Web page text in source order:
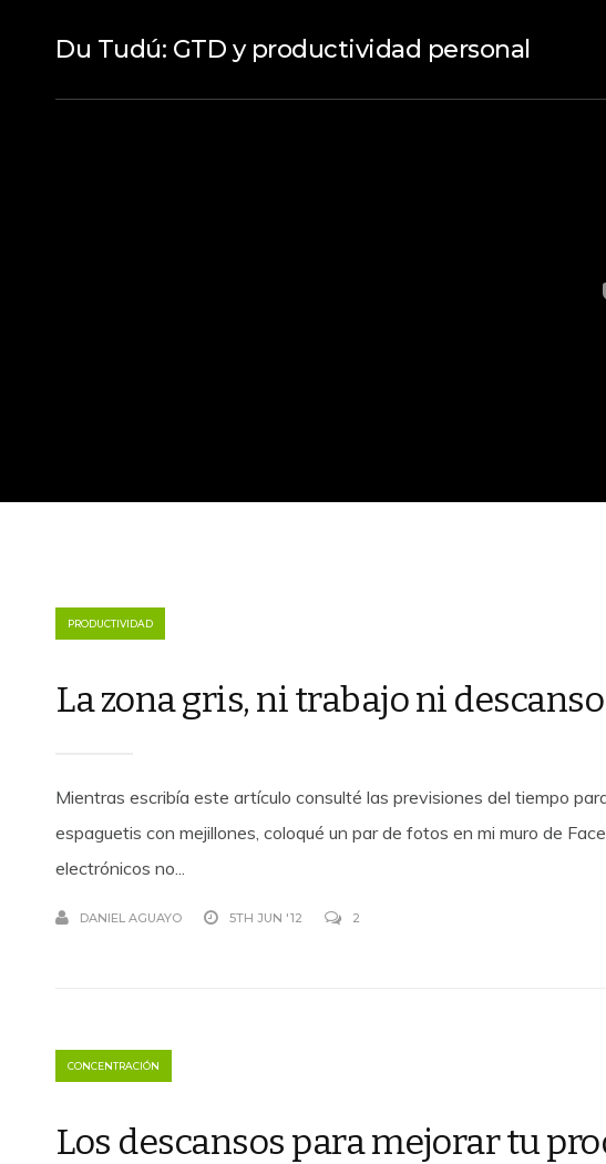
Du Tudú: GTD y productividad personal
PRODUCTIVIDAD
La zona gris, ni trabajo ni descanso
Mientras escribía este artículo consulté las previsiones del tiempo
espaguetis con mejillones, coloqué un par de fotos en mi muro de
electrónicos no...
DANIEL AGUAYO 5TH JUN '12 2
CONCENTRACIÓN
Los descansos para mejorar tu